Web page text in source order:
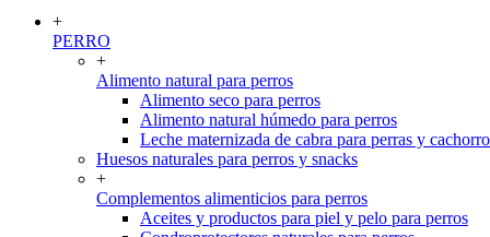
+
PERRO
+
Alimento natural para perros
Alimento seco para perros
Alimento natural húmedo para perros
Leche maternizada de cabra para perras y
Huesos naturales para perros y snacks
+
Complementos alimenticios para perros
Aceites y productos para piel y pelo para perros